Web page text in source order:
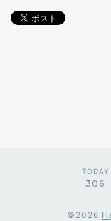
TODAY
306
©2026